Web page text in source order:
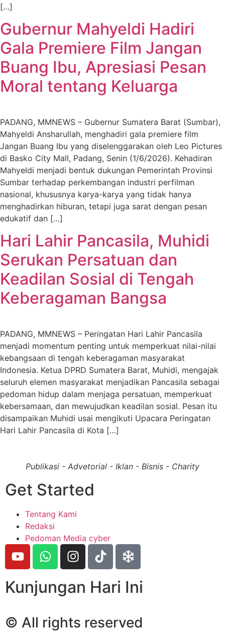
[…]
Gubernur Mahyeldi Hadiri
Gala Premiere Film Jangan
Buang Ibu, Apresiasi Pesan
Moral tentang Keluarga
PADANG, MMNEWS – Gubernur Sumatera Barat (Sumbar),
Mahyeldi Ansharullah, menghadiri gala premiere film
Jangan Buang Ibu yang diselenggarakan oleh Leo Pictures
di Basko City Mall, Padang, Senin (1/6/2026). Kehadiran
Mahyeldi menjadi bentuk dukungan Pemerintah Provinsi
Sumbar terhadap perkembangan industri perfilman
nasional, khususnya karya-karya yang tidak hanya
menghadirkan hiburan, tetapi juga sarat dengan pesan
edukatif dan […]
Hari Lahir Pancasila, Muhidi
Serukan Persatuan dan
Keadilan Sosial di Tengah
Keberagaman Bangsa
PADANG, MMNEWS – Peringatan Hari Lahir Pancasila
menjadi momentum penting untuk memperkuat nilai-nilai
kebangsaan di tengah keberagaman masyarakat
Indonesia. Ketua DPRD Sumatera Barat, Muhidi, mengajak
seluruh elemen masyarakat menjadikan Pancasila sebagai
pedoman hidup dalam menjaga persatuan, memperkuat
kebersamaan, dan mewujudkan keadilan sosial. Pesan itu
disampaikan Muhidi usai mengikuti Upacara Peringatan
Hari Lahir Pancasila di Kota […]
Publikasi - Advetorial - Iklan - Bisnis - Charity
Get Started
Tentang Kami
Redaksi
Pedoman Media cyber
Kunjungan Hari Ini
© All rights reserved